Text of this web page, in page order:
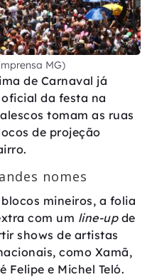
MG)
de Carnaval já
da festa na
tomam as ruas
de projeção
nomes
mineiros, a folia
com um line-upde
shows de artistas
como Xamã,
Felipe e Michel Teló.